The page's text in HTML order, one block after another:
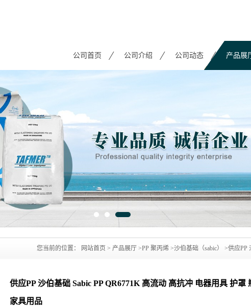
公司首页 公司介绍 公司动态 产品展
您当前的位置： 网站首页 > 产品展厅 >PP 聚丙烯 >沙伯基础（sabic） >供应PP
供应PP 沙伯基础 Sabic PP QR6771K 高流动 高抗冲 电器用具 护罩
家具用品